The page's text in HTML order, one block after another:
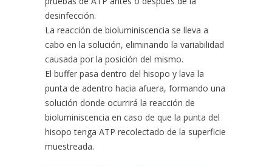
desinfección.
La reacción de bioluminiscencia se lleva a
cabo en la solución, eliminando la variabilidad
causada por la posición del mismo.
El buffer pasa dentro del hisopo y lava la
punta de adentro hacia afuera, formando una
solución donde ocurrirá la reacción de
bioluminiscencia en caso de que la punta del
hisopo tenga ATP recolectado de la superficie
muestreada.